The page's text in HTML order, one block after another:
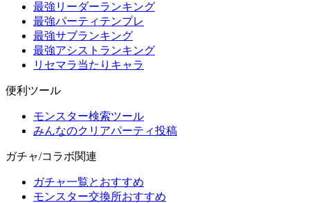
最強リーダーランキング
最強パーティテンプレ
最強サブランキング
最強アシストランキング
リセマラ当たりキャラ
便利ツール
モンスター検索ツール
みんなのクリアパーティ投稿
ガチャ/コラボ関連
ガチャ一覧とおすすめ
モンスター交換所おすすめ